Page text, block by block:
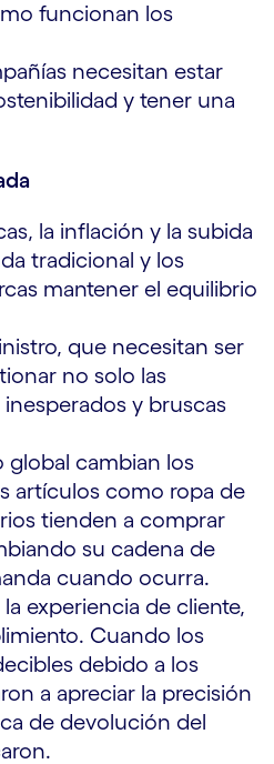
funcionan los
necesitan estar
y tener una
la inflación y la subida
tradicional y los
mantener el equilibrio
que necesitan ser
no solo las
y bruscas
global cambian los
artículos como ropa de
tienden a comprar
su cadena de
cuando ocurra.
experiencia de cliente,
Cuando los
debido a los
a apreciar la precisión
de devolución del